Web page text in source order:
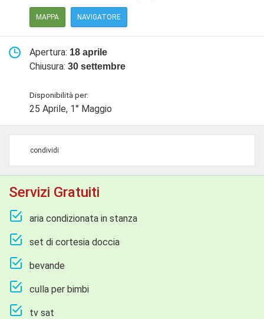
MAPPA NAVIGATORE
Apertura: 18 aprile
Chiusura: 30 settembre
Disponibilità per:
25 Aprile, 1° Maggio
condividi
Servizi Gratuiti
aria condizionata in stanza
set di cortesia doccia
bevande
culla per bimbi
tv sat